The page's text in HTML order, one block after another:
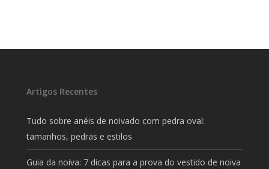
Artigos Recentes
Tudo sobre anéis de noivado com pedra oval:
tamanhos, pedras e estilos
Guia da noiva: 7 dicas para a prova do vestido de noiva